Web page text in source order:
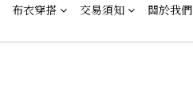
布衣穿搭 交易須知 關於我們